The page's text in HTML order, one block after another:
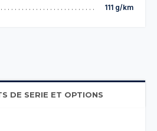
111 g/km
DE SERIE ET OPTIONS